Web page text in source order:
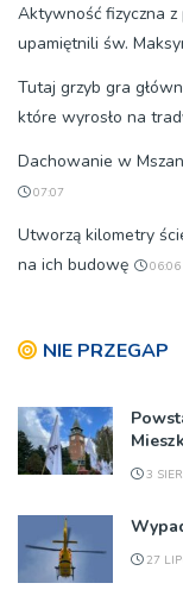
Aktywność fizyczna
upamiętnili św.
Tutaj grzyb gra
które wyrosło na
Dachowanie w
07:07
Utworzą kilometry
na ich budowę
06:06
NIE PRZEGAP
3
27